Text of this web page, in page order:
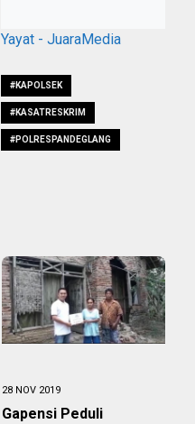
Yayat - JuaraMedia
#KAPOLSEK
#KASATRESKRIM
#POLRESPANDEGLANG
28 NOV 2019
Gapensi Peduli